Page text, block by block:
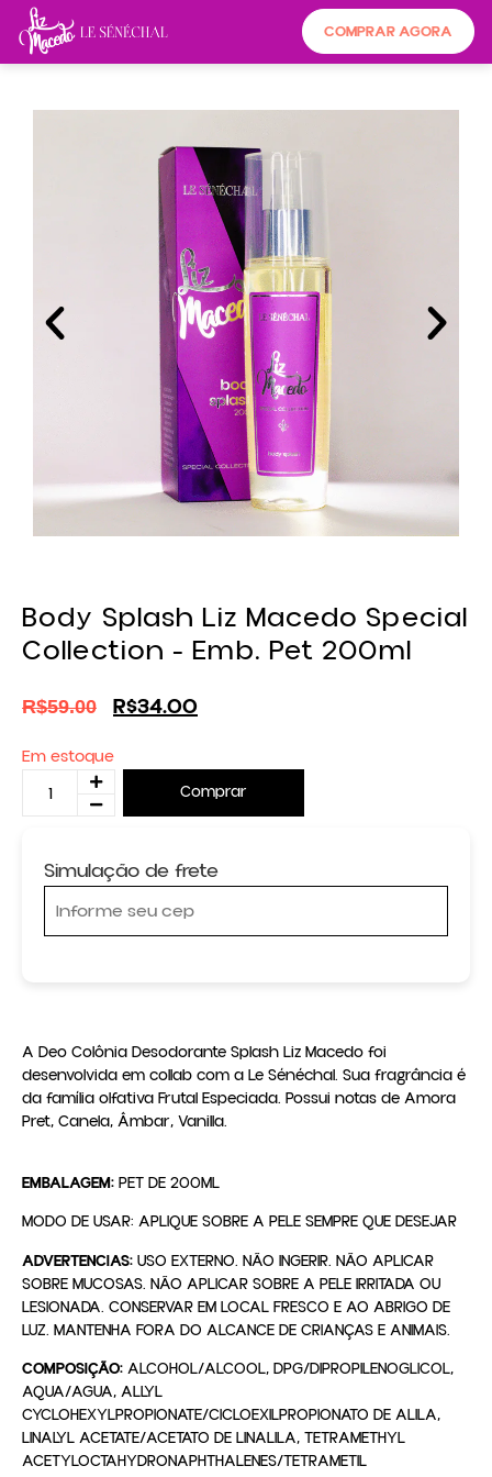
COMPRAR AGORA
Body Splash Liz Macedo Special
Collection - Emb. Pet 200ml
R$59.00 R$34.00
Em estoque
Comprar
Simulação de frete
A Deo Colônia Desodorante Splash Liz Macedo foi
desenvolvida em collab com a Le Sénéchal. Sua fragrância é
da família olfativa Frutal Especiada. Possui notas de Amora
Pret, Canela, Âmbar, Vanilla.
EMBALAGEM: PET DE 200ML
MODO DE USAR: APLIQUE SOBRE A PELE SEMPRE QUE DESEJAR
ADVERTENCIAS: USO EXTERNO. NÃO INGERIR. NÃO APLICAR
SOBRE MUCOSAS. NÃO APLICAR SOBRE A PELE IRRITADA OU
LESIONADA. CONSERVAR EM LOCAL FRESCO E AO ABRIGO DE
LUZ. MANTENHA FORA DO ALCANCE DE CRIANÇAS E ANIMAIS.
COMPOSIÇÃO: ALCOHOL/ALCOOL, DPG/DIPROPILENOGLICOL,
AQUA/AGUA, ALLYL
CYCLOHEXYLPROPIONATE/CICLOEXILPROPIONATO DE ALILA,
LINALYL ACETATE/ACETATO DE LINALILA, TETRAMETHYL
ACETYLOCTAHYDRONAPHTHALENES/TETRAMETIL